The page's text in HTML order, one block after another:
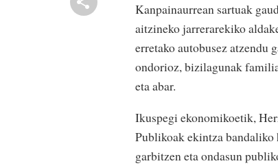
Kanpainaurrean sartuak
aitzineko jarrerarekiko
erretako autobusez
ondorioz, bizilagunak
eta abar.
Ikuspegi ekonomikoetik,
Publikoak ekintza
garbitzen eta ondasun